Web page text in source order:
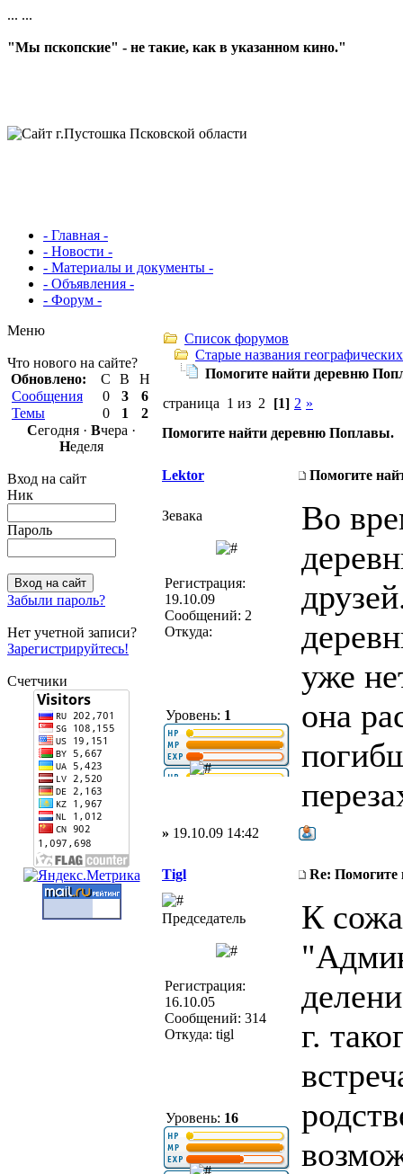
... ...
"Мы пскопские" - не такие, как в указанном кино."
- Главная -
- Новости -
- Материалы и документы -
- Объявления -
- Форум -
Меню
Что нового на сайте?
Обновлено:
С В
Н
Сообщения
0 3
6
Темы
0 1
2
Сегодня · Вчера ·
Неделя
Вход на сайт
Ник
Пароль
Забыли пароль?
Нет учетной записи?
Зарегистрируйтесь!
Счетчики
Список форумов
Старые названия
Помогите найти деревню
страница 1 из 2
[1] 2 »
Помогите найти деревню Поплавы.
Lektor Помогите
Зевака
Регистрация:
19.10.09
Сообщений: 2
Откуда:
Уровень: 1
Во
уже
она
» 19.10.09 14:42
Tigl Re:
Председатель
Регистрация:
16.10.05
Сообщений: 314
Откуда: tigl
Уровень: 16
К
г.